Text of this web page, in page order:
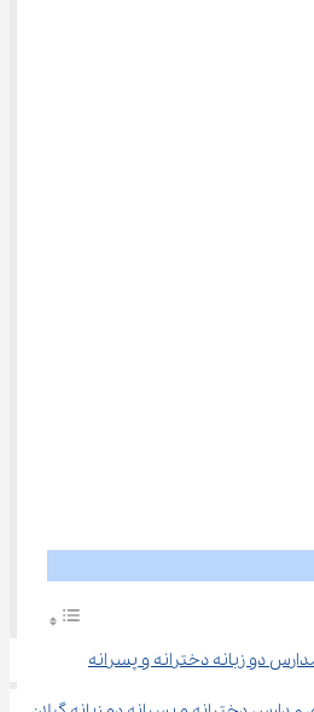
دو زبانه دخترانه و پسرانه